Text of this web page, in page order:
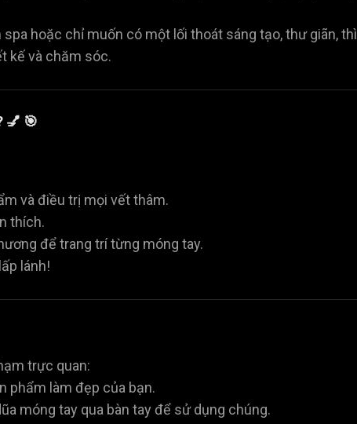
hoặc chỉ muốn có một lối thoát sáng tạo, thư giãn, thì
kế và chăm sóc.
💅 🎯
và điều trị mọi vết thâm.
thích.
để trang trí từng móng tay.
lánh!
trực quan:
phẩm làm đẹp của bạn.
móng tay qua bàn tay để sử dụng chúng.